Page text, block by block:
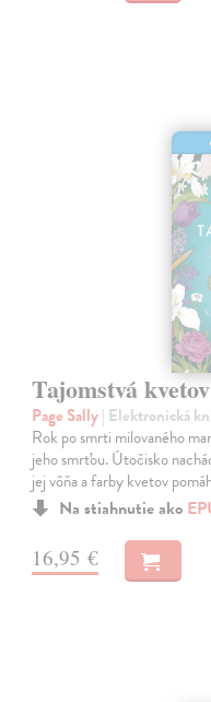
Tajomstvá kvetov
Page Sally| Elektronická
Rok po smrti milovaného
jeho smrťou. Útočisko
jej vôňa a farby kvetov
Na stiahnutie ako
16,95 €